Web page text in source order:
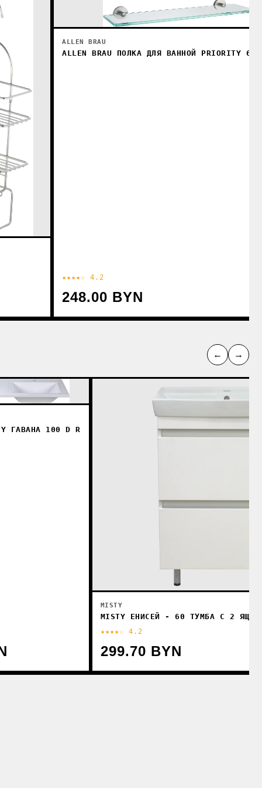
ALLEN BRAU
ALLEN BRAU ПОЛКА ДЛЯ ВАННОЙ PRIORITY
★★★★☆ 4.2
248.00 BYN
← →
ГАВАНА 100 D R
MISTY
MISTY ЕНИСЕЙ - 60 ТУМБА С 2 ЯЩ.
★★★★☆ 4.2
299.70 BYN